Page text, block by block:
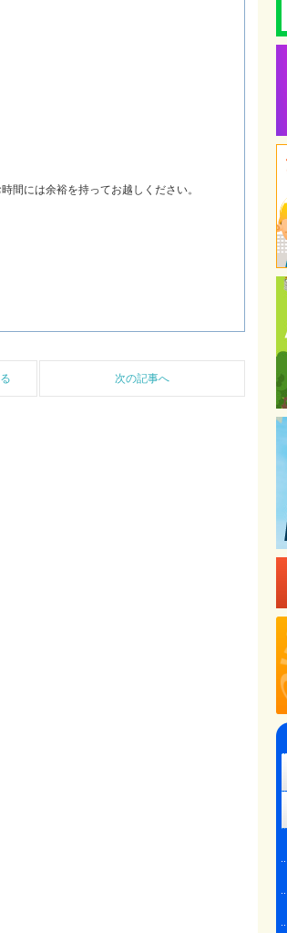
間には余裕を持ってお越しください。
次の記事へ